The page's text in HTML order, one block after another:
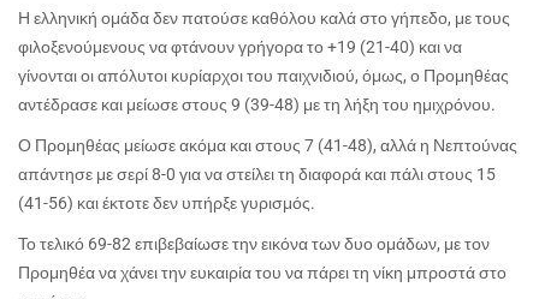
Η ελληνική ομάδα δεν πατούσε καθόλου καλά στο γήπεδο, με τους
φιλοξενούμενους να φτάνουν γρήγορα το +19 (21-40) και να
γίνονται οι απόλυτοι κυρίαρχοι του παιχνιδιού, όμως, ο Προμηθέας
αντέδρασε και μείωσε στους 9 (39-48) με τη λήξη του ημιχρόνου.
Ο Προμηθέας μείωσε ακόμα και στους 7 (41-48), αλλά η Νεπτούνας
απάντησε με σερί 8-0 για να στείλει τη διαφορά και πάλι στους 15
(41-56) και έκτοτε δεν υπήρξε γυρισμός.
Το τελικό 69-82 επιβεβαίωσε την εικόνα των δυο ομάδων, με τον
Προμηθέα να χάνει την ευκαιρία του να πάρει τη νίκη μπροστά στο